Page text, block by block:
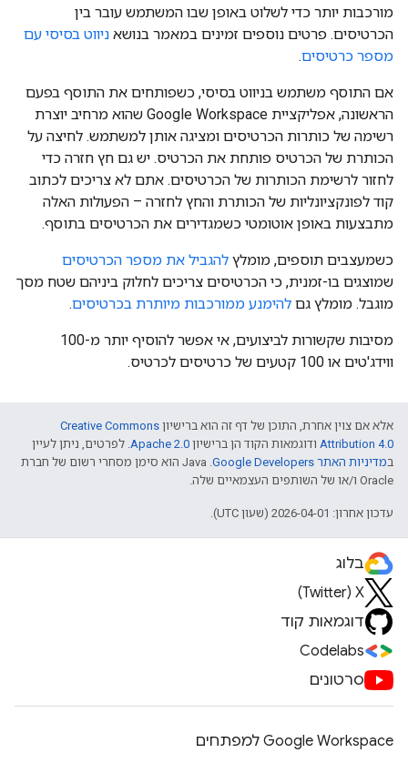
מורכבות יותר כדי לשלוט באופן שבו המשתמש עובר בין
הכרטיסים. פרטים נוספים זמינים במאמר בנושא ניווט בסיסי עם
מספר כרטיסים.
אם התוסף משתמש בניווט בסיסי, כשפותחים את התוסף בפעם
הראשונה, אפליקציית Google Workspace שהוא מרחיב יוצרת
רשימה של כותרות הכרטיסים ומציגה אותן למשתמש. לחיצה על
הכותרת של הכרטיס פותחת את הכרטיס. יש גם חץ חזרה כדי
לחזור לרשימת הכותרות של הכרטיסים. אתם לא צריכים לכתוב
קוד לפונקציונליות של הכותרת והחץ לחזרה – הפעולות האלה
מתבצעות באופן אוטומטי כשמגדירים את הכרטיסים בתוסף.
כשמעצבים תוספים, מומלץ להגביל את מספר הכרטיסים
שמוצגים בו-זמנית, כי הכרטיסים צריכים לחלוק ביניהם שטח מסך
מוגבל. מומלץ גם להימנע ממורכבות מיותרת בכרטיסים.
מסיבות שקשורות לביצועים, אי אפשר להוסיף יותר מ-100
ווידג'טים או 100 קטעים של כרטיסים לכרטיס.
אלא אם צוין אחרת, התוכן של דף זה הוא ברישיון Creative Commons
Attribution 4.0 ודוגמאות הקוד הן ברישיון Apache 2.0 . לפרטים, ניתן לעיין
במדיניות האתר Google Developers‏
.‏ Java הוא סימן מסחרי רשום של חברת
Oracle ו/או של השותפים העצמאיים שלה.
עדכון אחרון: 2026-04-01 (שעון UTC).
בלוג
X‏ (Twitter)
דוגמאות קוד
Codelabs
סרטונים
Google Workspace למפתחים